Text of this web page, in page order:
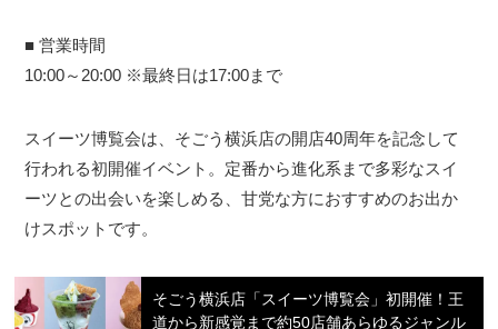
■ 営業時間
10:00～20:00 ※最終日は17:00まで
スイーツ博覧会は、そごう横浜店の開店40周年を記念して
行われる初開催イベント。定番から進化系まで多彩なスイ
ーツとの出会いを楽しめる、甘党な方におすすめのお出か
けスポットです。
そごう横浜店「スイーツ博覧会」初開催！王
道から新感覚まで約50店舗あらゆるジャンル